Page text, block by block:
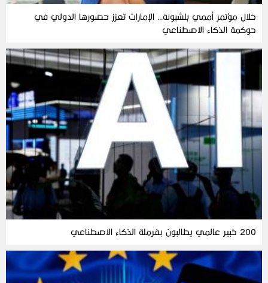
خلال مؤتمر أممي بلشبونة… الإمارات تعزز حضورها الدولي في
حوكمة الذكاء الاصطناعي
200 خبير عالمي يطالبون بفرملة الذكاء الاصطناعي